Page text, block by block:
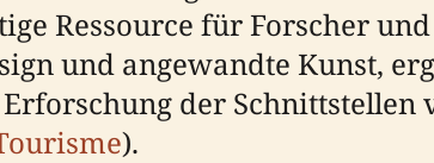
Ressource für Forscher
und angewandte Kunst,
der
).